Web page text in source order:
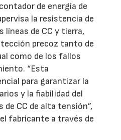
de energía de
la resistencia de
líneas de CC y tierra,
precoz tanto de
como de los fallos
“Esta
para garantizar la
y la fiabilidad del
CC de alta tensión”,
fabricante a través de